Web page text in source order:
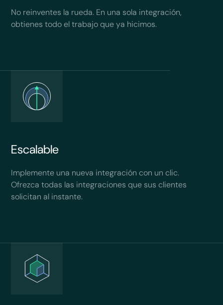
No reinventes la rueda. En una sola integración,
obtienes todo el trabajo que ya hicimos.
Escalable
Implemente una nueva integración con un clic.
Ofrezca todas las integraciones que sus clientes
solicitan al instante.